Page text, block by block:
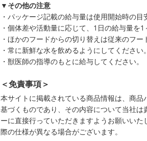
▼その他の注意
・パッケージ記載の給与量は使用開始時の目
・個体差や活動量に応じて、1日の給与量を
・ほかのフードからの切り替えは従来のフ
・常に新鮮な水を飲めるようにしてください。
・獣医師の指導のもとに給与してください。
＜免責事項＞
本サイトに掲載されている商品情報は、商
基づくものであり、その内容について当社
ーに直接行っていただきますようお願いい
際の仕様が異なる場合がございます。